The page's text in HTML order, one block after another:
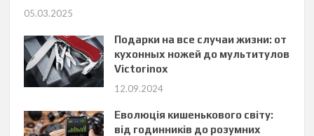
05.03.2025
Подарки на все случаи жизни: от
кухонных ножей до мультитулов
Victorinox
12.09.2024
Еволюція кишенькового світу:
від годинників до розумних